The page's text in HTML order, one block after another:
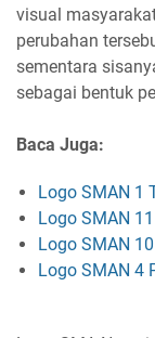
visual
perubahan
sementara
sebagai bentuk
Baca Juga:
Logo SMAN 1
Logo SMAN
Logo SMAN
Logo SMAN 4